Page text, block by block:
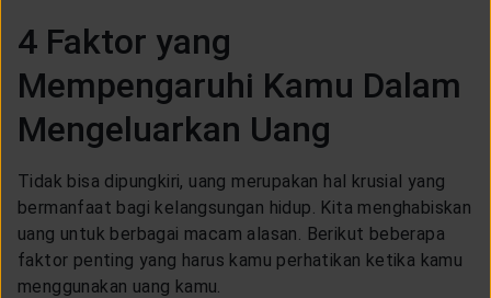
4 Faktor yang
Mempengaruhi Kamu Dalam
Mengeluarkan Uang
Tidak bisa dipungkiri, uang merupakan hal krusial yang
bermanfaat bagi kelangsungan hidup. Kita menghabiskan
uang untuk berbagai macam alasan. Berikut beberapa
faktor penting yang harus kamu perhatikan ketika kamu
menggunakan uang kamu.
ARTIKEL DAN BERITA
TENTANG GENERALI
ACARA
KEAGENAN